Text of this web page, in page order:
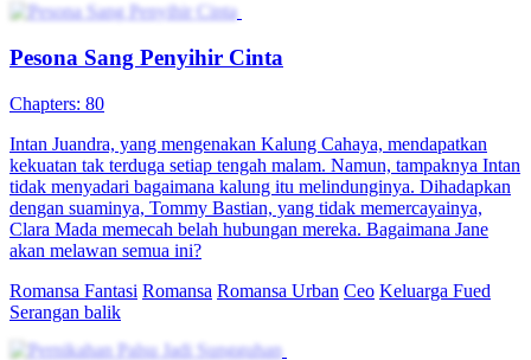
Pesona Sang Penyihir Cinta
Chapters: 80
Intan Juandra, yang mengenakan Kalung Cahaya, mendapatkan
kekuatan tak terduga setiap tengah malam. Namun, tampaknya Intan
tidak menyadari bagaimana kalung itu melindunginya. Dihadapkan
dengan suaminya, Tommy Bastian, yang tidak memercayainya,
Clara Mada memecah belah hubungan mereka. Bagaimana Jane
akan melawan semua ini?
Romansa Fantasi Romansa Romansa Urban Ceo Keluarga Fued
Serangan balik